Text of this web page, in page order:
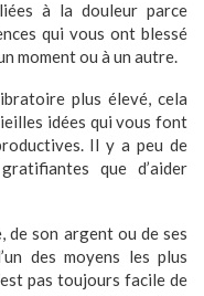
à la douleur parce
qui vous ont blessé
moment ou à un autre.
plus élevé, cela
idées qui vous font
Il y a peu de
que d’aider
de son argent ou de ses
des moyens les plus
pas toujours facile de